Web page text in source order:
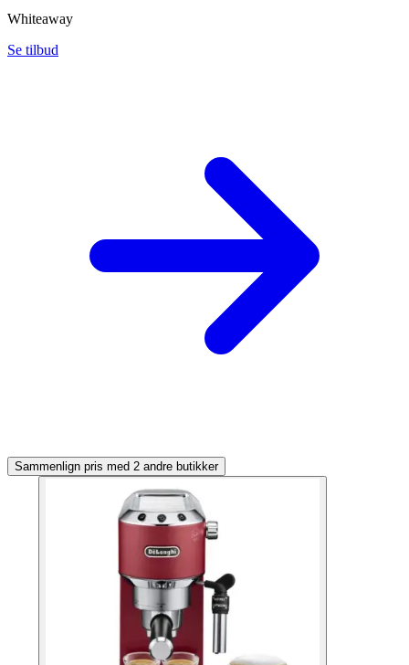
Whiteaway
Se tilbud
Sammenlign pris med 2 andre butikker